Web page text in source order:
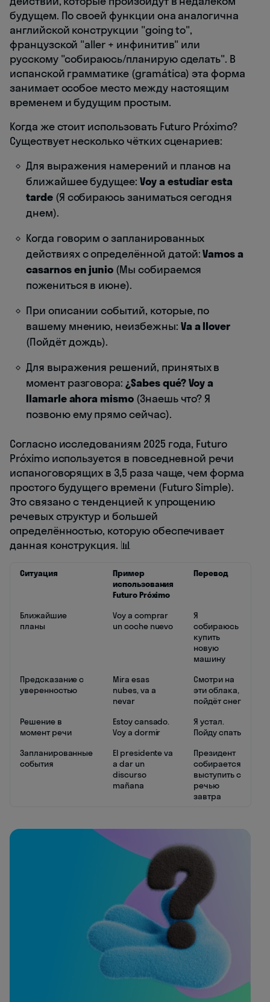
будущем. По своей функции она аналогична
английской конструкции "going to",
французской "aller + инфинитив" или
русскому "собираюсь/планирую сделать". В
испанской грамматике (gramática) эта форма
занимает особое место между настоящим
временем и будущим простым.
Когда же стоит использовать Futuro Próximo?
Существует несколько чётких сценариев:
Для выражения намерений и планов на
ближайшее будущее:Voy a estudiar esta
tarde(Я собираюсь заниматься сегодня
днем).
Когда говорим о запланированных
действиях с определённой датой:Vamos a
casarnos en junio (Мы собираемся
пожениться в июне).
При описании событий, которые, по
вашему мнению, неизбежны: Va a llover
(Пойдёт дождь).
Для выражения решений, принятых в
момент разговора:¿Sabes qué? Voy a
llamarle ahora mismo (Знаешь что? Я
позвоню ему прямо сейчас).
Согласно исследованиям 2025 года, Futuro
Próximo используется в повседневной речи
испаноговорящих в 3,5 раза чаще, чем форма
простого будущего времени (Futuro Simple).
Это связано с тенденцией к упрощению
речевых структур и большей
определённостью, которую обеспечивает
данная конструкция. 📊
Ситуация
Пример
использования
Futuro Próximo
Перевод
Ближайшие
планы
Voy a comprar
un coche nuevo
Я
собираюсь
купить
новую
машину
Предсказание с
уверенностью
Mira esas
nubes, va a
nevar
Смотри на
эти облака,
пойдёт снег
Решение в
момент речи
Estoy cansado.
Voy a dormir
Я устал.
Пойду спать
Запланированные
события
El presidente va
a dar un
discurso
mañana
Президент
собирается
выступить с
речью
завтра